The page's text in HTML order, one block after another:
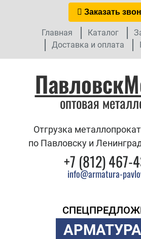
Заказать
Главная Каталог
Доставка и оплата
оптовая
Отгрузка
по Павловску и
+7 (812) 467-
info@armatura-